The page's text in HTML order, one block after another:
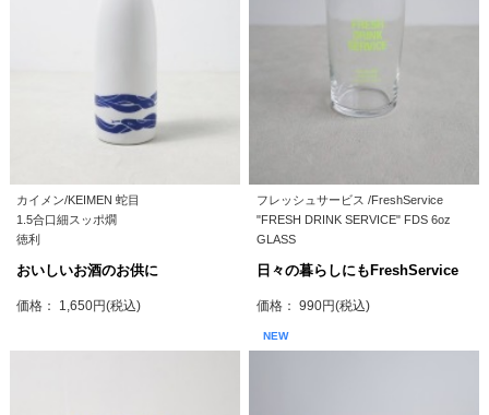
カイメン/KEIMEN 蛇目
1.5合口細スッポ燗
徳利
おいしいお酒のお供に
価格： 1,650円(税込)
フレッシュサービス /FreshService
"FRESH DRINK SERVICE" FDS 6oz
GLASS
日々の暮らしにもFreshService
価格： 990円(税込)
NEW